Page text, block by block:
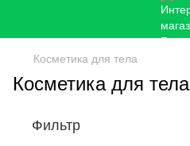
Косметика для тела
Косметика для тела
Фильтр